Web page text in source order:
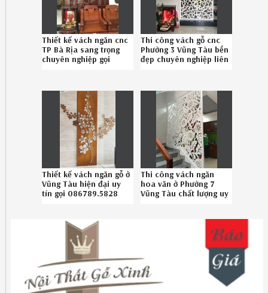
Thiết kế vách ngăn cnc
TP Bà Rịa sang trọng
chuyên nghiệp gọi
Thi công vách gỗ cnc
Phường 3 Vũng Tàu bền
đẹp chuyên nghiệp liên
Thiết kế vách ngăn gỗ ở
Vũng Tàu hiện đại uy
tín gọi 086789.5828
Thi công vách ngăn
hoa văn ở Phường 7
Vũng Tàu chất lượng uy